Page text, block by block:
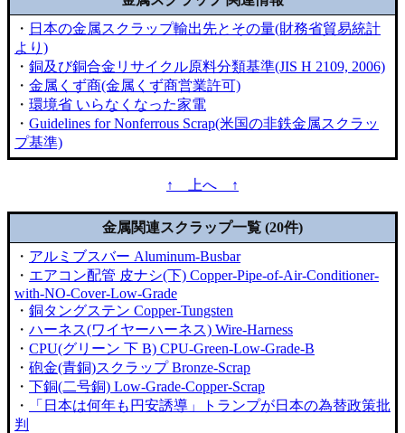
・ 日本の金属スクラップ輸出先とその量(財務省貿易統計
より)
・ 銅及び銅合金リサイクル原料分類基準(JIS H 2109, 2006)
・ 金属くず商(金属くず商営業許可)
・ 環境省 いらなくなった家電
・ Guidelines for Nonferrous Scrap(米国の非鉄金属スクラッ
プ基準)
↑ 上へ ↑
金属関連スクラップ一覧 (20件)
・ アルミブスバー Aluminum-Busbar
・ エアコン配管 皮ナシ(下) Copper-Pipe-of-Air-Conditioner-
with-NO-Cover-Low-Grade
・ 銅タングステン Copper-Tungsten
・ ハーネス(ワイヤーハーネス) Wire-Harness
・ CPU(グリーン 下 B) CPU-Green-Low-Grade-B
・ 砲金(青銅)スクラップ Bronze-Scrap
・ 下銅(二号銅) Low-Grade-Copper-Scrap
・
「日本は何年も円安誘導」トランプが日本の為替政策批
判